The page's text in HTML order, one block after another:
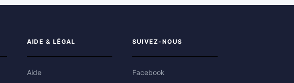
AIDE & LÉGAL
Aide
SUIVEZ-NOUS
Facebook